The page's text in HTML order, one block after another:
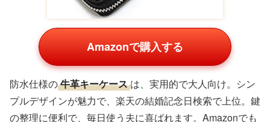
Amazonで購入する
全国80店舗のレストランから選べる食事ギフトチケッ
ト 。フレンチや懐石料理を楽しめ、ランチ・ディナー対